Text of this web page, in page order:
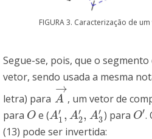
FIGURA 3. Caracterização de
Segue-se, pois, que o
vetor, sendo usada a mesma
letra) para A
→
A→, um vetor de
para O
O e (A′
1 , A′
2, A′
3
A1′ ,A2′,A 3′ ) para O′
O′.
(13) pode ser invertida: